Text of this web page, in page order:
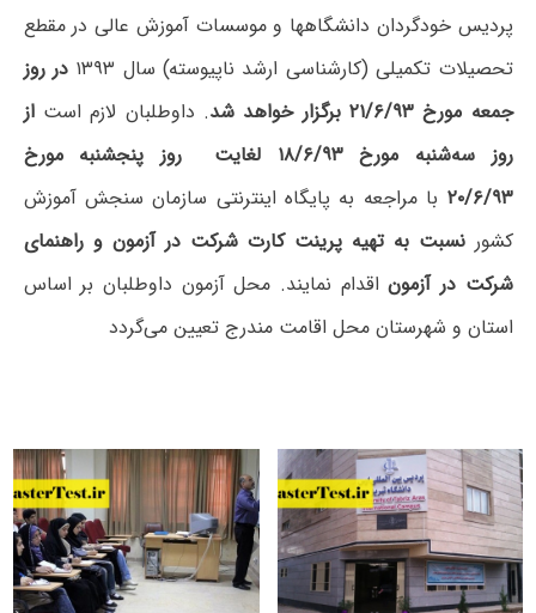
پردیس خودگردان دانشگاهها و موسسات آموزش عالی در مقطع
تحصیلات تکمیلی (کارشناسی ارشد ناپیوسته) سال ۱۳۹۳
در روز
جمعه مورخ ۲۱/۶/۹۳ برگزار خواهد شد
. داوطلبان لازم استاز
روز سه‌شنبه مورخ ۱۸/۶/۹۳ لغایت روز پنجشنبه مورخ
۲۰/۶/۹۳ با مراجعه به پایگاه اینترنتی سازمان سنجش آموزش
کشورنسبت به تهیه پرینت کارت شرکت در آزمون و راهنمای
شرکت در آزموناقدام نمایند. محل آزمون داوطلبان بر اساس
استان و شهرستان محل اقامت مندرج تعیین می‌گردد